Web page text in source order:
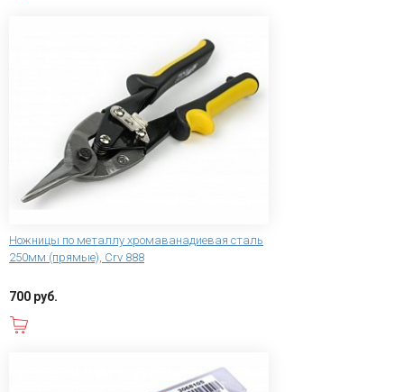
Ножницы по металлу хромаванадиевая сталь
250мм (прямые), Crv 888
700 руб.